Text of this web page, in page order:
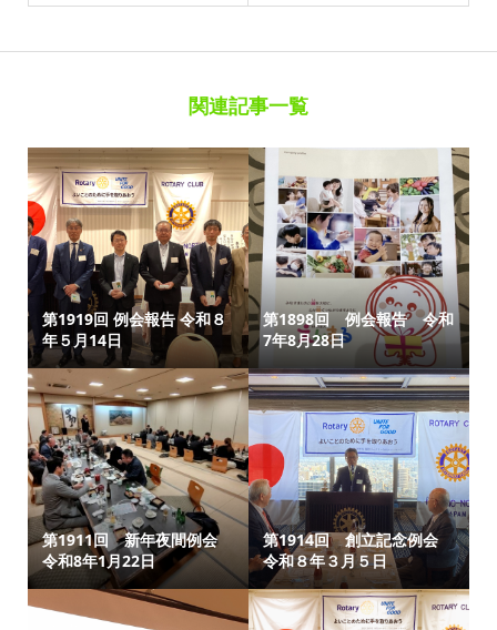
関連記事一覧
第1919回 例会報告 令和８
年５月14日
第1898回 例会報告 令和
7年8月28日
第1911回 新年夜間例会
令和8年1月22日
第1914回 創立記念例会
令和８年３月５日